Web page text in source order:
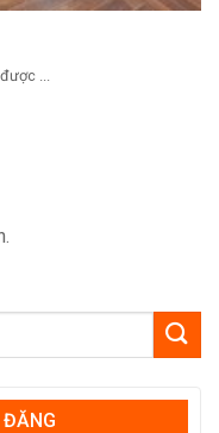
...
ĐĂNG